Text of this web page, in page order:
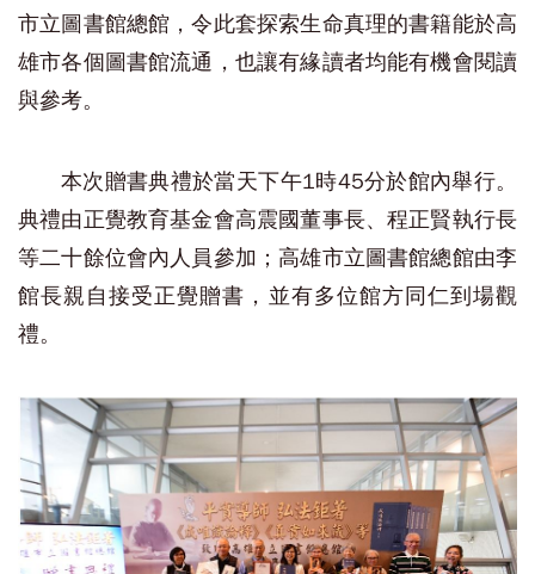
市立圖書館總館，令此套探索生命真理的書籍能於高
雄市各個圖書館流通，也讓有緣讀者均能有機會閱讀
與參考。
本次贈書典禮於當天下午1時45分於館內舉行。
典禮由正覺教育基金會高震國董事長、程正賢執行長
等二十餘位會內人員參加；高雄市立圖書館總館由李
館長親自接受正覺贈書，並有多位館方同仁到場觀
禮。